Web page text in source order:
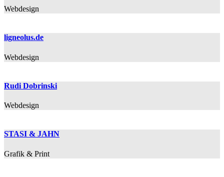
Webdesign
ligneolus.de
Webdesign
Rudi Dobrinski
Webdesign
STASI & JAHN
Grafik & Print